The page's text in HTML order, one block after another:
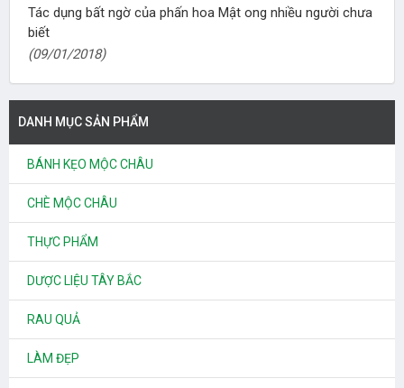
Tác dụng bất ngờ của phấn hoa Mật ong nhiều người chưa
biết
(09/01/2018)
DANH MỤC SẢN PHẨM
BÁNH KẸO MỘC CHÂU
CHÈ MỘC CHÂU
THỰC PHẨM
DƯỢC LIỆU TÂY BẮC
RAU QUẢ
LÀM ĐẸP